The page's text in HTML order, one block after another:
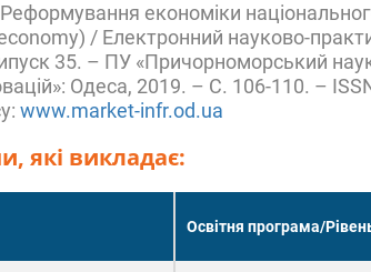
економіки
/ Електронний науково-
35. – ПУ «Причорноморський
Одеса, 2019. – С. 106-110. –
www.market-infr.od.ua
які викладає:
Освітня програма/